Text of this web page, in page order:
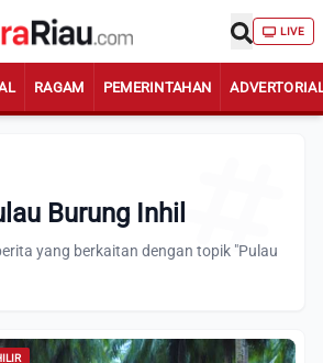
LIVE
RAGAM PEMERINTAHAN
Burung Inhil
yang berkaitan dengan topik "Pulau